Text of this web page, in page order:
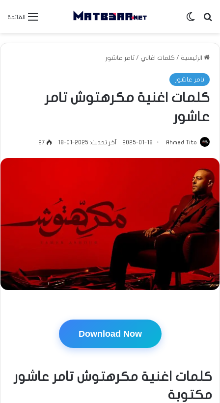
القائمة بحث عنالوضع المظلم
الرئيسية / كلمات اغاني / تامر عاشور
تامر عاشور
كلمات اغنية مكرهتوش تامر
عاشور
Ahmed Tito
2025-01-18 آخر تحديث: 2025-01-18 27
Download Now
كلمات اغنية مكرهتوش تامر عاشور
مكتوبة